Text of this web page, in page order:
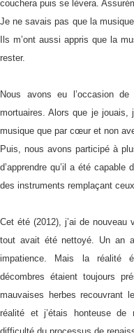
couchera puis se lèvera.
Je ne savais pas que la
Ils m’ont aussi appris que la
rester.
Nous avons eu l’occasion
mortuaires. Alors que je jouais,
musique que par cœur et non
Puis, nous avons participé à
d’apprendre qu’il a été capable
des instruments remplaçant
Cet été (2012), j’ai de nouveau
tout avait été nettoyé. Un an
impatience. Mais la réalité
décombres étaient toujours
mauvaises herbes recouvrant
réalité et j’étais honteuse de